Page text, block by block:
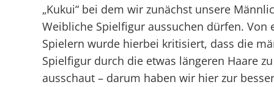
„Kukui“ bei dem wir zunächst unsere
Weibliche Spielfigur aussuchen dürfen. Von
Spielern wurde hierbei kritisiert, dass die
Spielfigur durch die etwas längeren Haare
ausschaut – darum haben wir hier zur